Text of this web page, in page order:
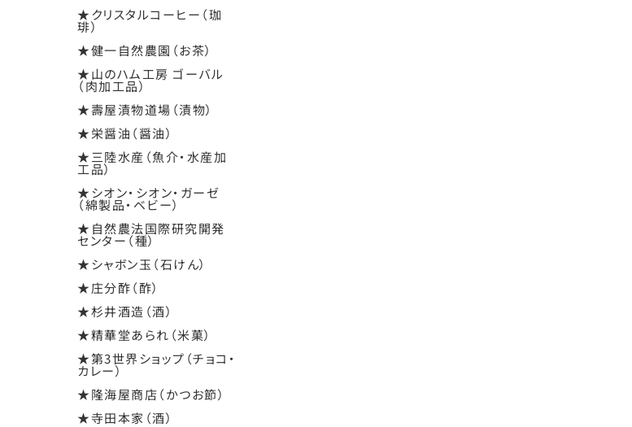
★クリスタルコーヒー（珈
琲）
★健一自然農園（お茶）
★山のハム工房 ゴーバル
（肉加工品）
★壽屋漬物道場（漬物）
★栄醤油（醤油）
★三陸水産（魚介・水産加
工品）
★シオン・シオン・ガーゼ
（綿製品・ベビー）
★自然農法国際研究開発
センター（種）
★シャボン玉（石けん）
★庄分酢（酢）
★杉井酒造（酒）
★精華堂あられ（米菓）
★第3世界ショップ（チョコ・
カレー）
★隆海屋商店（かつお節）
★寺田本家（酒）